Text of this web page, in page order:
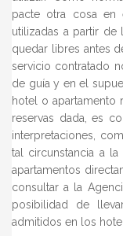
pacte otra cosa en
utilizadas a partir de
quedar libres antes
servicio contratado
de guía y en el
hotel o apartamento
reservas dada, es
interpretaciones,
tal circunstancia a
apartamentos
consultar a la
posibilidad de
admitidos en los